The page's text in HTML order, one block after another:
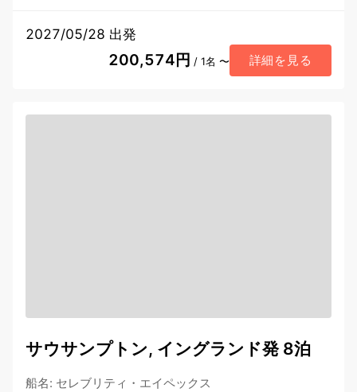
2027/05/28 出発
200,574円 / 1名 〜 詳細を見る
サウサンプトン, イングランド発 8泊
船名: セレブリティ・エイペックス